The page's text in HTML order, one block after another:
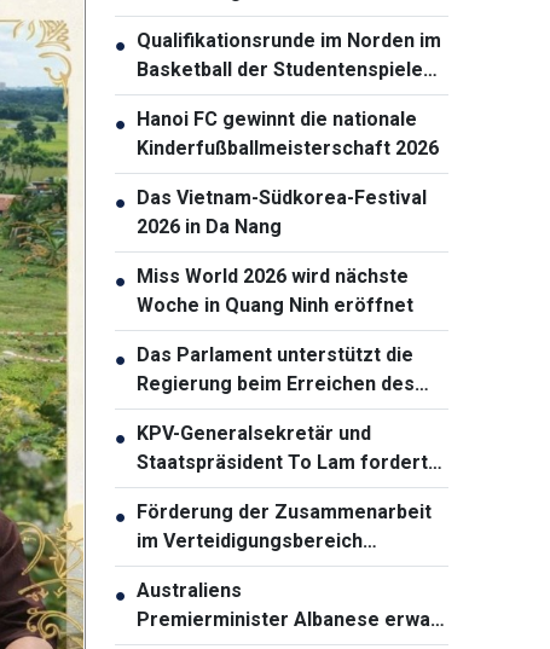
Gewährleistung der
Cybersicherheit
● Qualifikationsrunde im Norden im
Basketball der Studentenspiele
2026 eröffnet
● Hanoi FC gewinnt die nationale
Kinderfußballmeisterschaft 2026
● Das Vietnam-Südkorea-Festival
2026 in Da Nang
● Miss World 2026 wird nächste
Woche in Quang Ninh eröffnet
● Das Parlament unterstützt die
Regierung beim Erreichen des
zweistelligen Wachstums
● KPV-Generalsekretär und
Staatspräsident To Lam fordert
die Erneuerung der
Infrastrukturplanung
● Förderung der Zusammenarbeit
im Verteidigungsbereich
zwischen Vietnam und Malaysia
● Australiens
Premierminister Albanese erwartet